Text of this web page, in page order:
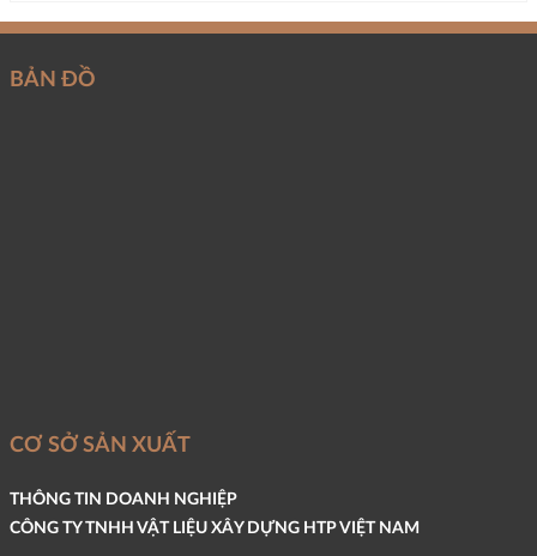
BẢN ĐỒ
CƠ SỞ SẢN XUẤT
THÔNG TIN DOANH NGHIỆP
CÔNG TY TNHH VẬT LIỆU XÂY DỰNG HTP VIỆT NAM